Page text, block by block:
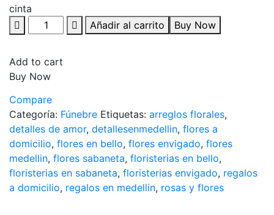
Añadir al carrito Buy Now
Add to cart
Buy Now
Compare
Categoría: Fúnebre Etiquetas: arreglos florales,
detalles de amor, detallesenmedellin, flores a
domicilio, flores en bello, flores envigado, flores
medellin, flores sabaneta, floristerias en bello,
floristerias en sabaneta, floristerias envigado, regalos
a domicilio, regalos en medellin, rosas y flores